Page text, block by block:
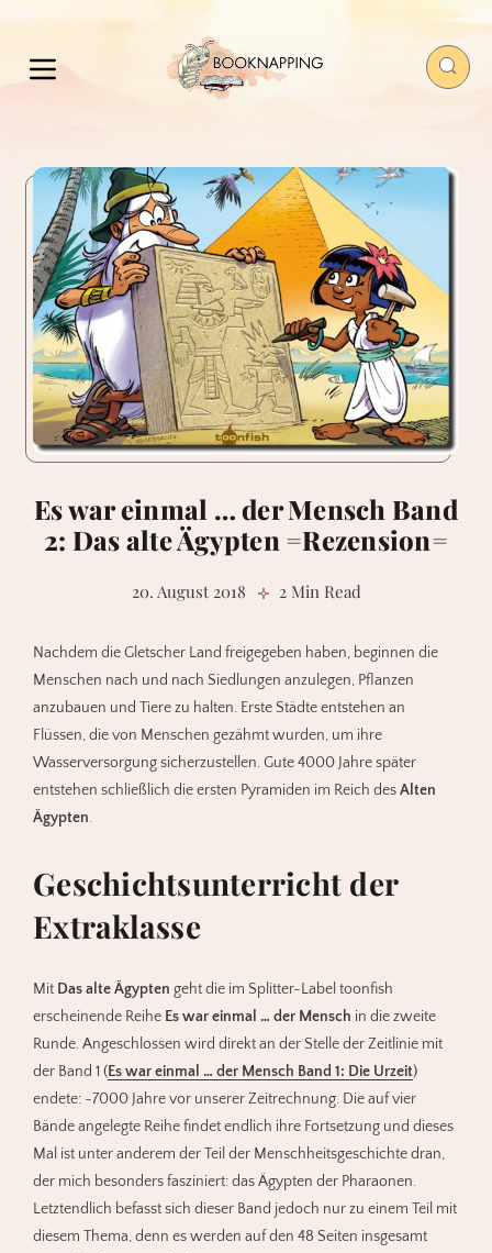
Es war einmal … der Mensch Band
2: Das alte Ägypten =Rezension=
20. August 2018 2 Min Read
Nachdem die Gletscher Land freigegeben haben, beginnen die
Menschen nach und nach Siedlungen anzulegen, Pflanzen
anzubauen und Tiere zu halten. Erste Städte entstehen an
Flüssen, die von Menschen gezähmt wurden, um ihre
Wasserversorgung sicherzustellen. Gute 4000 Jahre später
entstehen schließlich die ersten Pyramiden im Reich desAlten
Ägypten.
Geschichtsunterricht der
Extraklasse
Mit Das alte Ägypten geht die im Splitter-Label toonfish
erscheinende Reihe Es war einmal … der Mensch in die zweite
Runde. Angeschlossen wird direkt an der Stelle der Zeitlinie mit
der Band 1 (Es war einmal … der Mensch Band 1: Die Urzeit)
endete: -7000 Jahre vor unserer Zeitrechnung. Die auf vier
Bände angelegte Reihe findet endlich ihre Fortsetzung und dieses
Mal ist unter anderem der Teil der Menschheitsgeschichte dran,
der mich besonders fasziniert: das Ägypten der Pharaonen.
Letztendlich befasst sich dieser Band jedoch nur zu einem Teil mit
diesem Thema, denn es werden auf den 48 Seiten insgesamt